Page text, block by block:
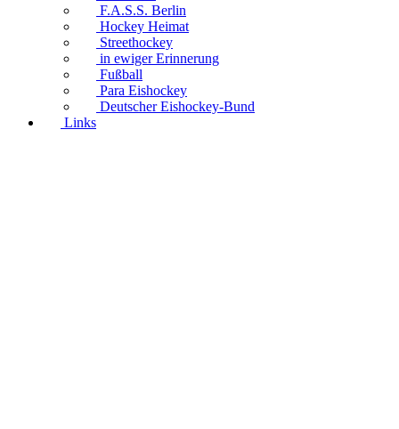
F.A.S.S. Berlin
Hockey Heimat
Streethockey
in ewiger Erinnerung
Fußball
Para Eishockey
Deutscher Eishockey-Bund
Links